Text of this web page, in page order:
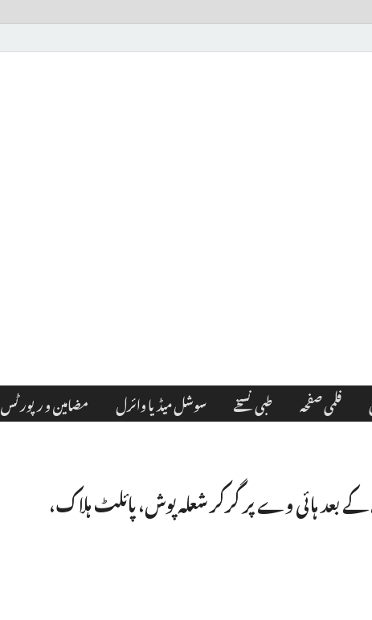
فلمی صفحہ طبی نسخے سوشل میڈیا وائرل مضامین و رپورٹس
بعد ہائی وے پر گرکر شعلہ پوش، پائلٹ ہلاک،